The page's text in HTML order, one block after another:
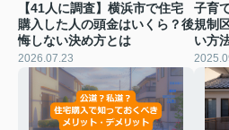
【41人に調査】横浜市で住宅
購入した人の頭金はいくら？後
悔しない決め方とは
2026.07.23
子育
規制
い方